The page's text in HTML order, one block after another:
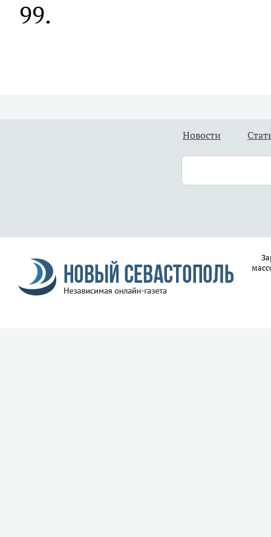
99.
Новости